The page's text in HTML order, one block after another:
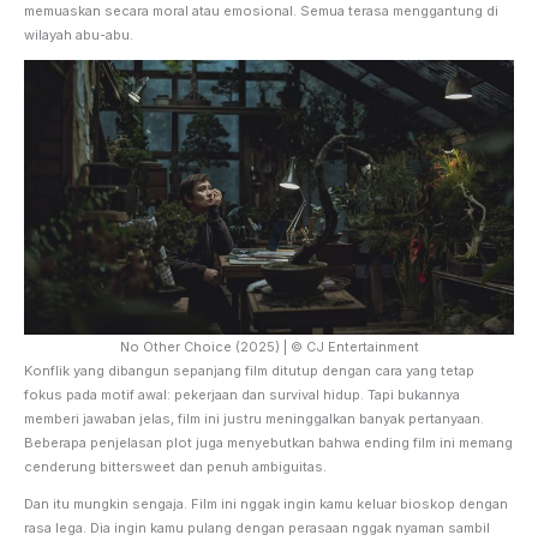
memuaskan secara moral atau emosional. Semua terasa menggantung di
wilayah abu-abu.
No Other Choice (2025) | © CJ Entertainment
Konflik yang dibangun sepanjang film ditutup dengan cara yang tetap
fokus pada motif awal: pekerjaan dan survival hidup. Tapi bukannya
memberi jawaban jelas, film ini justru meninggalkan banyak pertanyaan.
Beberapa penjelasan plot juga menyebutkan bahwa ending film ini memang
cenderung bittersweet dan penuh ambiguitas.
Dan itu mungkin sengaja. Film ini nggak ingin kamu keluar bioskop dengan
rasa lega. Dia ingin kamu pulang dengan perasaan nggak nyaman sambil